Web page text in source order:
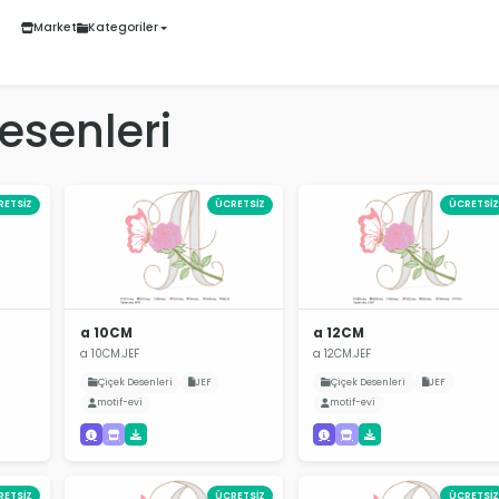
Market Kategoriler
ÜCRETSİZ
a 10CM
a 10CM.JEF
Çiçek Desenleri
JEF
motif-evi
ÜCRETSİZ
a 12CM
a 12CM.JEF
Çiçek Desenleri
JEF
motif-evi
ÜCRETSİZ ÜCRETSİZ